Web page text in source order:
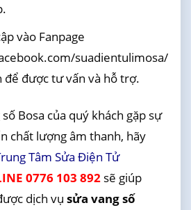
vào Fanpage
suadientulimosa/
để được tư vấn và hỗ trợ.
Bosa của quý khách gặp sự
chất lượng âm thanh, hãy
Tâm Sửa Điện Tử
0776 103 892sẽ giúp
dịch vụ sửa vang số